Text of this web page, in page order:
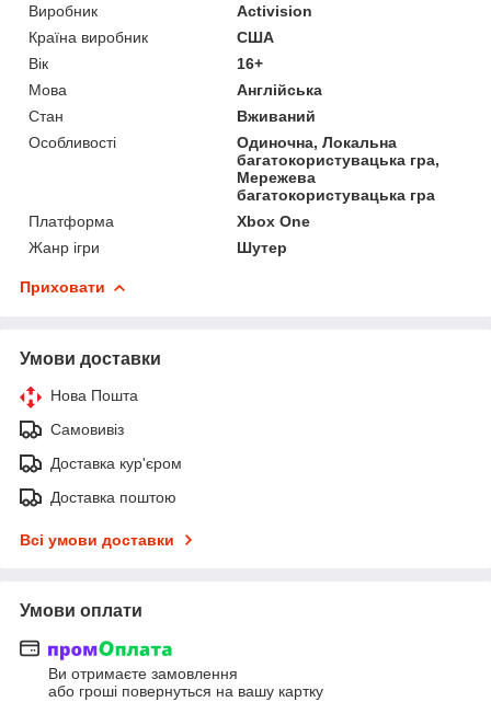
Виробник
Activision
Країна виробник
США
Вік
16+
Мова
Англійська
Стан
Вживаний
Особливості
Одиночна, Локальна
багатокористувацька гра,
Мережева
багатокористувацька гра
Платформа
Xbox One
Жанр ігри
Шутер
Приховати
Умови доставки
Нова Пошта
Самовивіз
Доставка кур'єром
Доставка поштою
Всі умови доставки
Умови оплати
Ви отримаєте замовлення
або гроші повернуться на вашу картку